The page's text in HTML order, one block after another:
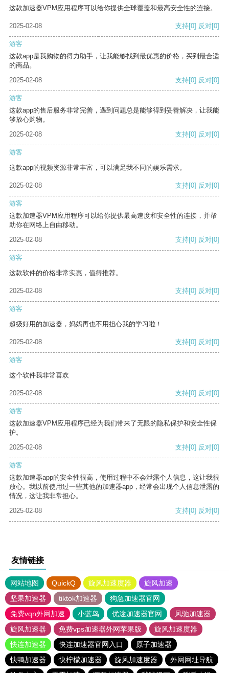
这款加速器VPM应用程序可以给你提供全球覆盖和最高安全性的连接。
2025-02-08 支持[0] 反对[0]
游客
这款app是我购物的得力助手，让我能够找到最优惠的价格，买到最合适
的商品。
2025-02-08
支持[0] 反对[0]
游客
这款app的售后服务非常完善，遇到问题总是能够得到妥善解决，让我能
够放心购物。
2025-02-08
支持[0] 反对[0]
游客
这款app的视频资源非常丰富，可以满足我不同的娱乐需求。
2025-02-08 支持[0] 反对[0]
游客
这款加速器VPM应用程序可以给你提供最高速度和安全性的连接，并帮
助你在网络上自由移动。
2025-02-08
支持[0] 反对[0]
游客
这款软件的价格非常实惠，值得推荐。
2025-02-08 支持[0] 反对[0]
游客
超级好用的加速器，妈妈再也不用担心我的学习啦！
2025-02-08 支持[0] 反对[0]
游客
这个软件我非常喜欢
2025-02-08 支持[0] 反对[0]
游客
这款加速器VPM应用程序已经为我们带来了无限的隐私保护和安全性保
护。
2025-02-08
支持[0] 反对[0]
游客
这款加速器app的安全性很高，使用过程中不会泄露个人信息，这让我很
放心。我以前使用过一些其他的加速器app，经常会出现个人信息泄露的
情况，这让我非常担心。
2025-02-08
支持[0] 反对[0]
友情链接
网站地图 QuickQ 旋风加速度器
旋风加速
坚果加速器
tiktok加速器
狗急加速器官网
免费vqn外网加速
小蓝鸟 优途加速器官网
风驰加速器
旋风加速器
免费vps加速器外网苹果版
旋风加速度器
快连加速器
快连加速器官网入口
原子加速器
快鸭加速器
快柠檬加速器 旋风加速度器
外网网址导航